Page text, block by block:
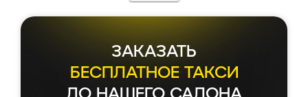
ЗАКАЗАТЬ
БЕСПЛАТНОЕ ТАКСИ